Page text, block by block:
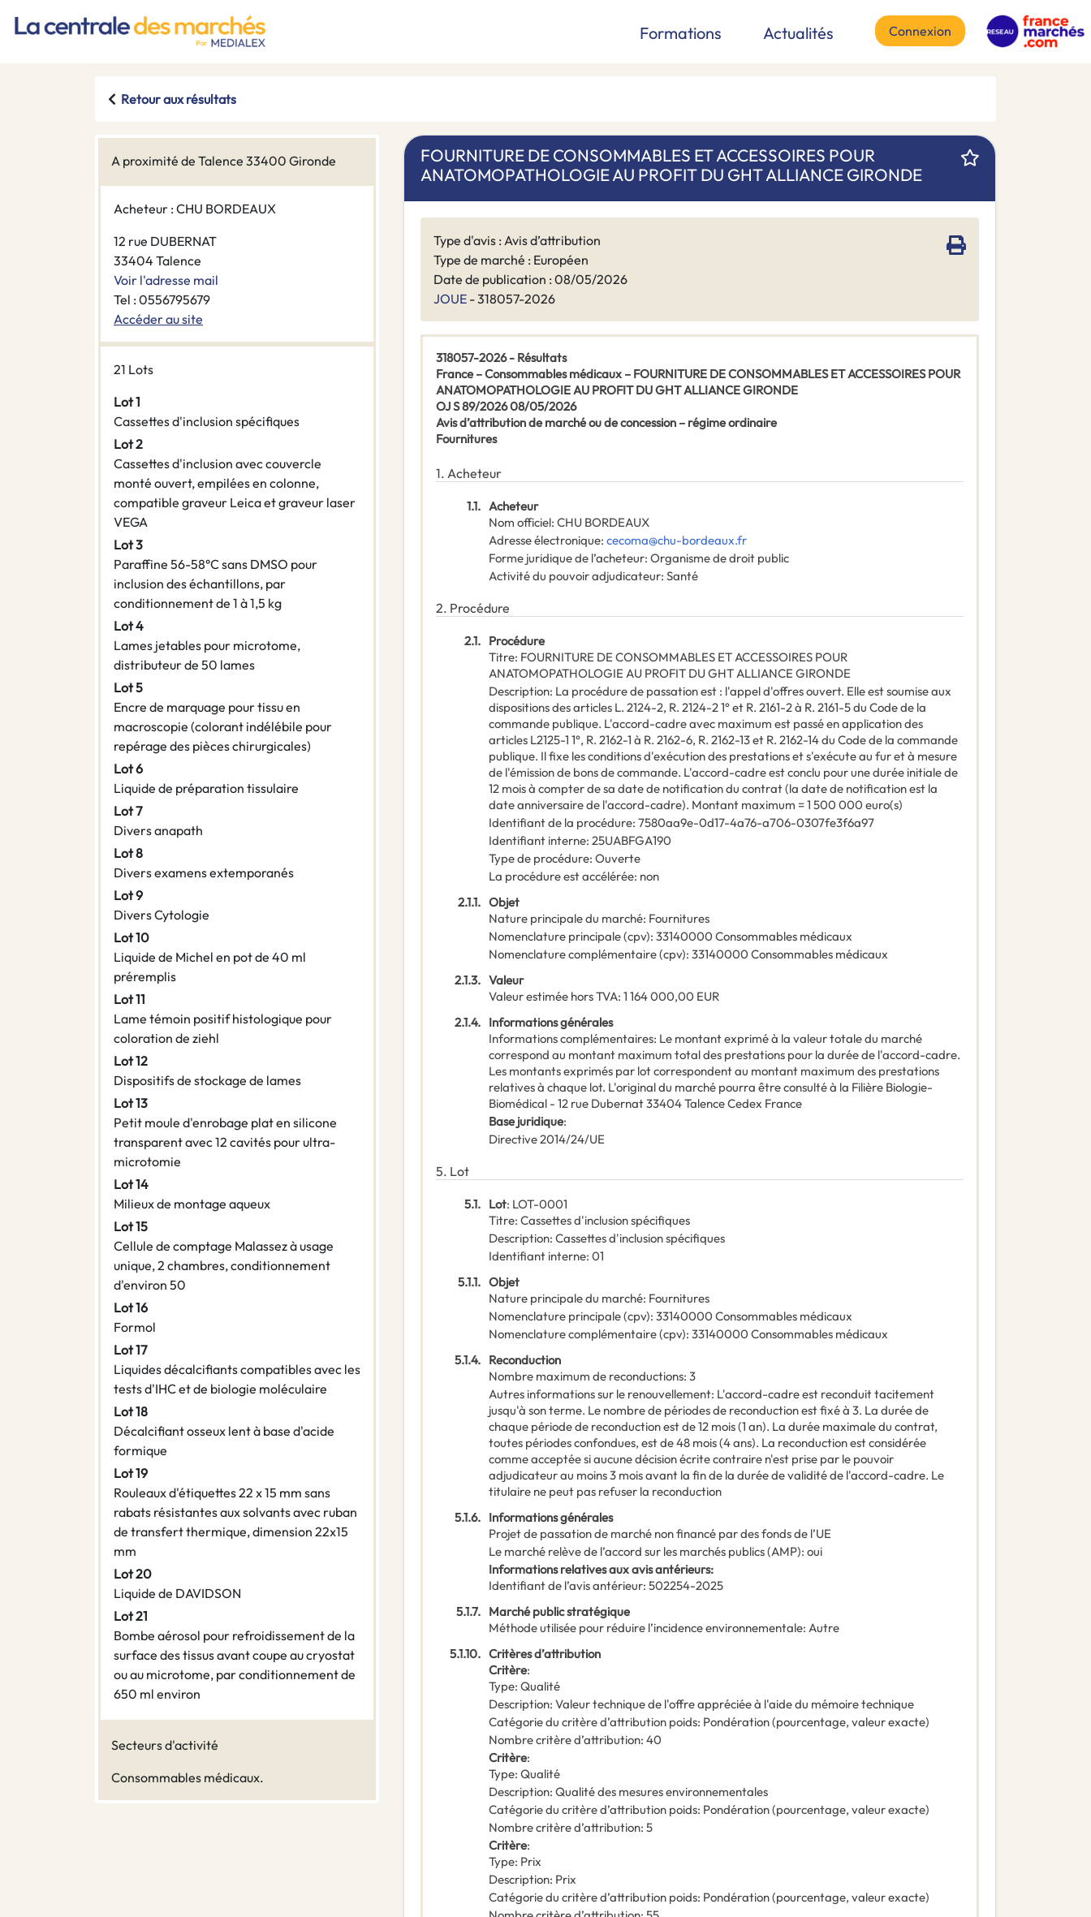
Formations Actualités Connexion
Retour aux résultats
A proximité de Talence 33400 Gironde
Acheteur : CHU BORDEAUX
12 rue DUBERNAT
33404 Talence
Voir l'adresse mail
Tel : 0556795679
Accéder au site
21 Lots
Lot 1
Cassettes d'inclusion spécifiques
Lot 2
Cassettes d'inclusion avec couvercle
monté ouvert, empilées en colonne,
compatible graveur Leica et graveur laser
VEGA
Lot 3
Paraffine 56-58°C sans DMSO pour
inclusion des échantillons, par
conditionnement de 1 à 1,5 kg
Lot 4
Lames jetables pour microtome,
distributeur de 50 lames
Lot 5
Encre de marquage pour tissu en
macroscopie (colorant indélébile pour
repérage des pièces chirurgicales)
Lot 6
Liquide de préparation tissulaire
Lot 7
Divers anapath
Lot 8
Divers examens extemporanés
Lot 9
Divers Cytologie
Lot 10
Liquide de Michel en pot de 40 ml
préremplis
Lot 11
Lame témoin positif histologique pour
coloration de ziehl
Lot 12
Dispositifs de stockage de lames
Lot 13
Petit moule d'enrobage plat en silicone
transparent avec 12 cavités pour ultra-
microtomie
Lot 14
Milieux de montage aqueux
Lot 15
Cellule de comptage Malassez à usage
unique, 2 chambres, conditionnement
d'environ 50
Lot 16
Formol
Lot 17
Liquides décalcifiants compatibles avec les
tests d'IHC et de biologie moléculaire
Lot 18
Décalcifiant osseux lent à base d'acide
formique
Lot 19
Rouleaux d'étiquettes 22 x 15 mm sans
rabats résistantes aux solvants avec ruban
de transfert thermique, dimension 22x15
mm
Lot 20
Liquide de DAVIDSON
Lot 21
Bombe aérosol pour refroidissement de la
surface des tissus avant coupe au cryostat
ou au microtome, par conditionnement de
650 ml environ
Secteurs d'activité
Consommables médicaux.
FOURNITURE DE CONSOMMABLES ET ACCESSOIRES POUR
ANATOMOPATHOLOGIE AU PROFIT DU GHT ALLIANCE GIRONDE
Type d'avis : Avis d’attribution
Type de marché : Européen
Date de publication : 08/05/2026
JOUE - 318057-2026
318057-2026 - Résultats
France – Consommables médicaux – FOURNITURE DE CONSOMMABLES ET ACCESSOIRES POUR
ANATOMOPATHOLOGIE AU PROFIT DU GHT ALLIANCE GIRONDE
OJ S 89/2026 08/05/2026
Avis d’attribution de marché ou de concession – régime ordinaire
Fournitures
1. Acheteur
1.1. Acheteur
Nom officiel: CHU BORDEAUX
Adresse électronique: cecoma@chu-bordeaux.fr
Forme juridique de l’acheteur: Organisme de droit public
Activité du pouvoir adjudicateur: Santé
2. Procédure
2.1. Procédure
Titre: FOURNITURE DE CONSOMMABLES ET ACCESSOIRES POUR
ANATOMOPATHOLOGIE AU PROFIT DU GHT ALLIANCE GIRONDE
Description: La procédure de passation est : l'appel d'offres ouvert. Elle est soumise aux
dispositions des articles L. 2124-2, R. 2124-2 1° et R. 2161-2 à R. 2161-5 du Code de la
commande publique. L'accord-cadre avec maximum est passé en application des
articles L2125-1 1°, R. 2162-1 à R. 2162-6, R. 2162-13 et R. 2162-14 du Code de la commande
publique. Il fixe les conditions d'exécution des prestations et s'exécute au fur et à mesure
de l'émission de bons de commande. L'accord-cadre est conclu pour une durée initiale de
12 mois à compter de sa date de notification du contrat (la date de notification est la
date anniversaire de l'accord-cadre). Montant maximum = 1 500 000 euro(s)
Identifiant de la procédure: 7580aa9e-0d17-4a76-a706-0307fe3f6a97
Identifiant interne: 25UABFGA190
Type de procédure: Ouverte
La procédure est accélérée: non
2.1.1. Objet
Nature principale du marché: Fournitures
Nomenclature principale(cpv): 33140000 Consommables médicaux
Nomenclature complémentaire(cpv): 33140000 Consommables médicaux
2.1.3. Valeur
Valeur estimée hors TVA: 1 164 000,00 EUR
2.1.4. Informations générales
Informations complémentaires: Le montant exprimé à la valeur totale du marché
correspond au montant maximum total des prestations pour la durée de l'accord-cadre.
Les montants exprimés par lot correspondent au montant maximum des prestations
relatives à chaque lot. L'original du marché pourra être consulté à la Filière Biologie-
Biomédical - 12 rue Dubernat 33404 Talence Cedex France
Base juridique:
Directive 2014/24/UE
5. Lot
5.1. Lot: LOT-0001
Titre: Cassettes d'inclusion spécifiques
Description: Cassettes d'inclusion spécifiques
Identifiant interne: 01
5.1.1. Objet
Nature principale du marché: Fournitures
Nomenclature principale(cpv): 33140000 Consommables médicaux
Nomenclature complémentaire(cpv): 33140000 Consommables médicaux
5.1.4. Reconduction
Nombre maximum de reconductions: 3
Autres informations sur le renouvellement: L'accord-cadre est reconduit tacitement
jusqu'à son terme. Le nombre de périodes de reconduction est fixé à 3. La durée de
chaque période de reconduction est de 12 mois (1 an). La durée maximale du contrat,
toutes périodes confondues, est de 48 mois (4 ans). La reconduction est considérée
comme acceptée si aucune décision écrite contraire n'est prise par le pouvoir
adjudicateur au moins 3 mois avant la fin de la durée de validité de l'accord-cadre. Le
titulaire ne peut pas refuser la reconduction
5.1.6. Informations générales
Projet de passation de marché non financé par des fonds de l’UE
Le marché relève de l’accord sur les marchés publics (AMP): oui
Informations relatives aux avis antérieurs:
Identifiant de l’avis antérieur: 502254-2025
5.1.7. Marché public stratégique
Méthode utilisée pour réduire l’incidence environnementale: Autre
5.1.10. Critères d’attribution
Critère:
Type: Qualité
Description: Valeur technique de l'offre appréciée à l'aide du mémoire technique
Catégorie du critère d’attribution poids: Pondération (pourcentage, valeur exacte)
Nombre critère d’attribution: 40
Critère:
Type: Qualité
Description: Qualité des mesures environnementales
Catégorie du critère d’attribution poids: Pondération (pourcentage, valeur exacte)
Nombre critère d’attribution: 5
Critère:
Type: Prix
Description: Prix
Catégorie du critère d’attribution poids: Pondération (pourcentage, valeur exacte)